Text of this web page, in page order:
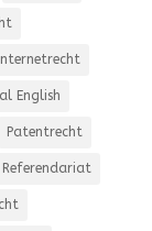
English
Patentrecht
Referendariat